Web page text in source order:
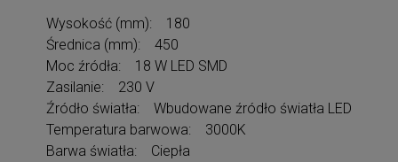
Wysokość (mm): 180
Średnica (mm): 450
Moc źródła: 18 W LED SMD
Zasilanie: 230 V
Źródło światła: Wbudowane źródło światła LED
Temperatura barwowa: 3000K
Barwa światła: Ciepła